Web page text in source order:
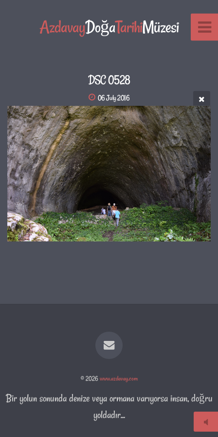
AzdavayDoğaTarihiMüzesi
DSC 0528
06 July 2016
© 2026www.azdavay.com
Bir yolun sonunda denize veya ormana varıyorsa insan, doğru
yoldadır...